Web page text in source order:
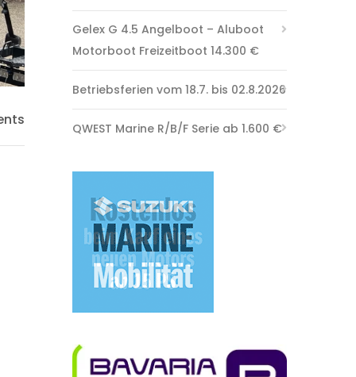
Gelex G 4.5 Angelboot – Aluboot
Motorboot Freizeitboot 14.300 €
Betriebsferien vom 18.7. bis 02.8.2026
QWEST Marine R/B/F Serie ab 1.600 €